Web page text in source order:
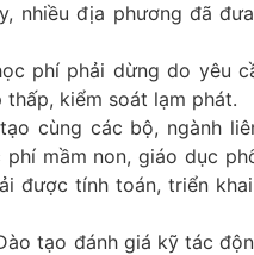
nhiều địa phương đã
phí phải dừng do yêu
kiểm soát lạm phát.
cùng các bộ, ngành
mầm non, giáo dục
được tính toán, triển
tạo đánh giá kỹ tác